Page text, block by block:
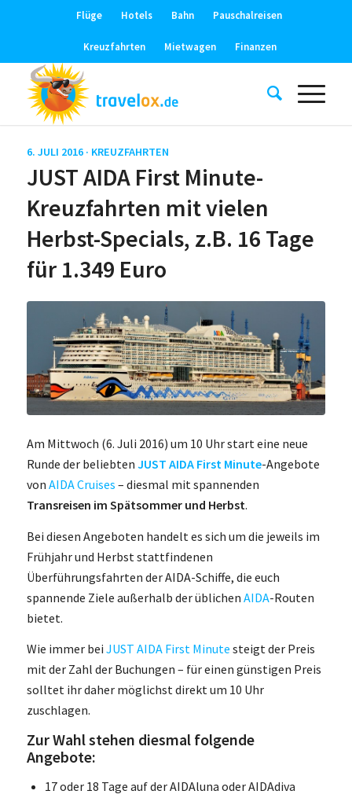
Flüge Hotels Bahn Pauschalreisen
Kreuzfahrten Mietwagen Finanzen
6. JULI 2016 · KREUZFAHRTEN
JUST AIDA First Minute-
Kreuzfahrten mit vielen
Herbst-Specials, z.B. 16 Tage
für 1.349 Euro
Am Mittwoch (6. Juli 2016) um 10 Uhr start eine neue
Runde der beliebten JUST AIDA First Minute-Angebote
von AIDA Cruises – diesmal mit spannenden
Transreisen im Spätsommer und Herbst.
Bei diesen Angeboten handelt es sich um die jeweils im
Frühjahr und Herbst stattfindenen
Überführungsfahrten der AIDA-Schiffe, die euch
spannende Ziele außerhalb der üblichen AIDA-Routen
bietet.
Wie immer bei JUST AIDA First Minute steigt der Preis
mit der Zahl der Buchungen – für einen günstigen Preis
solltet ihr daher möglichst direkt um 10 Uhr
zuschlagen.
Zur Wahl stehen diesmal folgende
Angebote:
17 oder 18 Tage auf der AIDAluna oder AIDAdiva